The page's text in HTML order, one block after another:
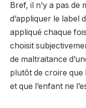
Bref, il n’y a pas
d’appliquer le label
appliqué chaque
choisit
de maltraitance
plutôt de croire que
et que l’enfant ne